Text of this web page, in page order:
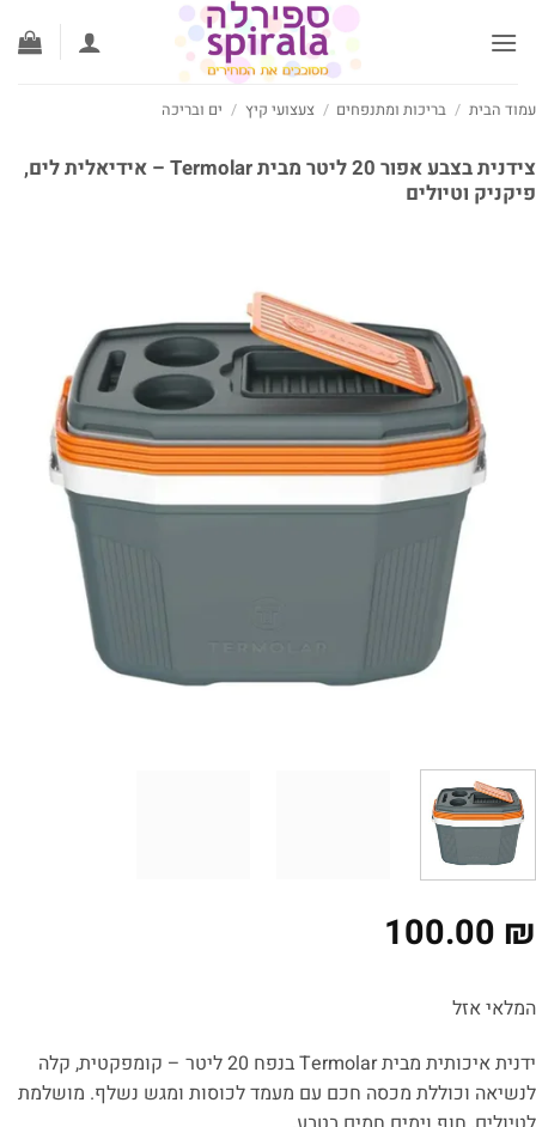
הבית / בריכות ומתנפחים / צעצועי קיץ / ים ובריכה
צידנית בצבע אפור 20 ליטר מבית Termolar – אידיאלית לים,
וטיולים
100.00
אזל
ידנית איכותית מבית Termolar בנפח 20 ליטר – קומפקטית, קלה
וכוללת מכסה חכם עם מעמד לכוסות ומגש נשלף. מושלמת